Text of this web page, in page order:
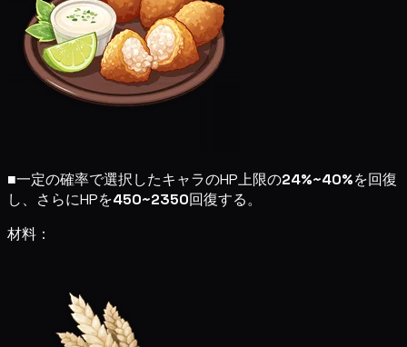
■一定の確率で選択したキャラのHP上限の24%~40%を回復
し、さらにHPを450~2350回復する。
材料：